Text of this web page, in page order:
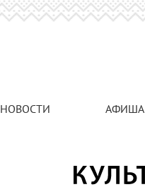
НОВОСТИ АФИША